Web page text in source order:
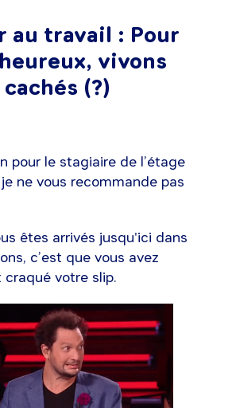
au travail : Pour
vivons
cachés (?)
pour le stagiaire de l’étage
ne vous recommande pas
êtes arrivés jusqu'ici dans
c’est que vous avez
votre slip.